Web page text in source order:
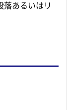
落あるいはリ